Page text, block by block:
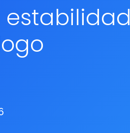
estabilidad